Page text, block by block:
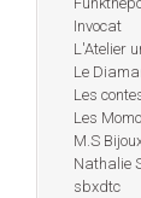
Invocat
L'Atelier
Le
Les
Les
M.S
Nathalie
sbxdtc